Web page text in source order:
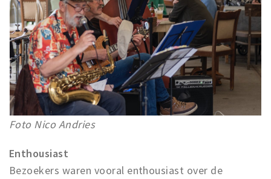
Foto Nico Andries
Enthousiast
Bezoekers waren vooral enthousiast over de